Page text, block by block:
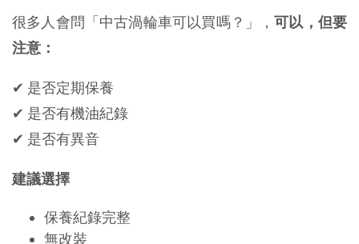
很多人會問「中古渦輪車可以買嗎？」，可以，但要
注意：
✔ 是否定期保養
✔ 是否有機油紀錄
✔ 是否有異音
建議選擇
保養紀錄完整
無改裝